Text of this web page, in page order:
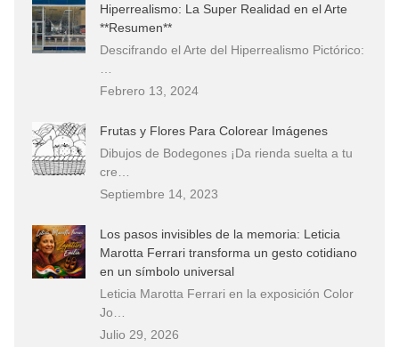
Hiperrealismo: La Super Realidad en el Arte
**Resumen**
Descifrando el Arte del Hiperrealismo Pictórico:
Febrero 13, 2024
Frutas y Flores Para Colorear Imágenes
Dibujos de Bodegones ¡Da rienda suelta a tu
cre…
Septiembre 14, 2023
Los pasos invisibles de la memoria: Leticia
Marotta Ferrari transforma un gesto cotidiano
en un símbolo universal
Leticia Marotta Ferrari en la exposición Color
Jo…
Julio 29, 2026